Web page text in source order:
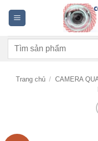
dung
Tìm
Trang chủ / CAMERA